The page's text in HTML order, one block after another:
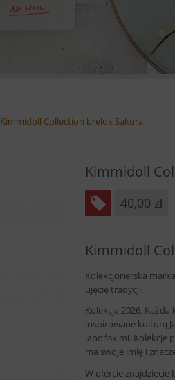
Kimmidoll Collection brelok Sakura
Kimmidoll
40,00 zł
Kimmidoll
Kolekcjonerska
ujęcie tradycji.
Kolekcja 2026.
inspirowane kulturą
japońskimi. Kolekcje
ma swoje imię i
W ofercie